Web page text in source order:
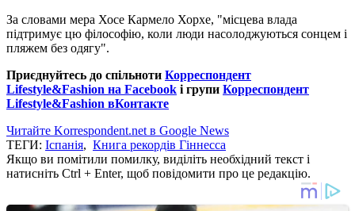
За словами мера Хосе Кармело Хорхе, "місцева влада
підтримує цю філософію, коли люди насолоджуються сонцем і
пляжем без одягу".
Приєднуйтесь до спільноти Корреспондент
Lifestyle&Fashion на Facebook і групи Корреспондент
Lifestyle&Fashion вКонтакте
Читайте Korrespondent.net в Google News
ТЕГИ: Іспанія, Книга рекордів Гіннесса
Якщо ви помітили помилку, виділіть необхідний текст і
натисніть Ctrl + Enter, щоб повідомити про це редакцію.